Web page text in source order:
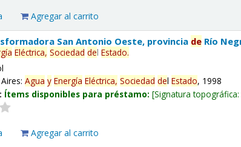
Agregar al carrito
San Antonio Oeste, provincia de Río
Eléctrica, Sociedad delEstado.
Agua y Energía Eléctrica, Sociedad delEstado, 1998
Ítems disponibles para préstamo: Signatura
Agregar al carrito